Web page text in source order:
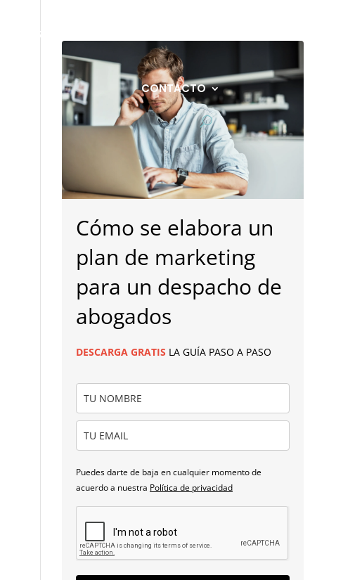
GRÁFICO
CONTACTO
Cómo se elabora un
plan de marketing
para un despacho de
abogados
DESCARGA GRATIS LA GUÍA PASO A PASO
Puedes darte de baja en cualquier momento de
acuerdo a nuestra Política de privacidad